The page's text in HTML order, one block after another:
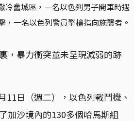
冷舊城區，一名以色列男子開車時遇
，一名以色列警員擎槍指向施襲者。
，暴力衝突並未呈現減弱的跡
11日（週二），以色列戰鬥機、
加沙境內的130多個哈馬斯組